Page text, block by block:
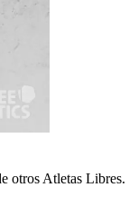
otros Atletas Libres.